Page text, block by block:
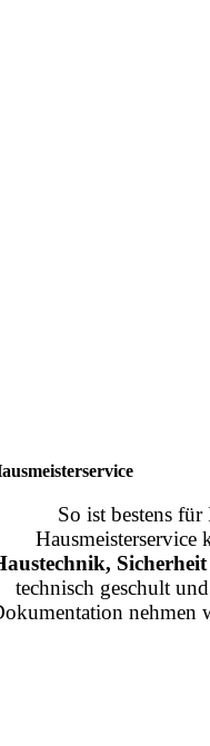
So ist bestens
technisch geschult
nehmen